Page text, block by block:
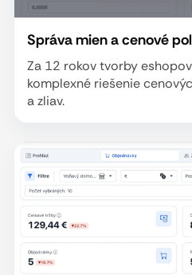
Správa mien a cenové
Za 12 rokov tvorby
komplexné riešenie
a zliav.